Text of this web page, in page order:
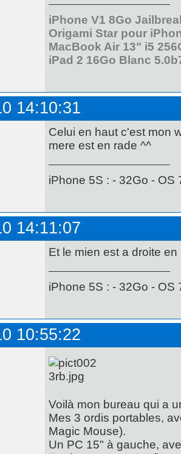
iPhone V1 8Go
Origami Star pour
MacBook Air 13" i5
iPad 2 16Go Blanc
14:10:31
Celui en haut c'est mon
mere est en rade ^^
iPhone 5S : - 32Go - OS
14:11:07
Et le mien est a droite
iPhone 5S : - 32Go - OS
10:55:22
Voilà mon bureau qui a
Mes 3 ordis portables,
Magic Mouse).
Un PC 15" à gauche,